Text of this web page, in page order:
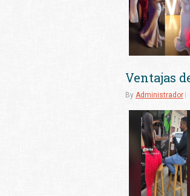
Ventajas
By Administrador